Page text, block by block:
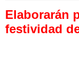
Elaborarán
festividad